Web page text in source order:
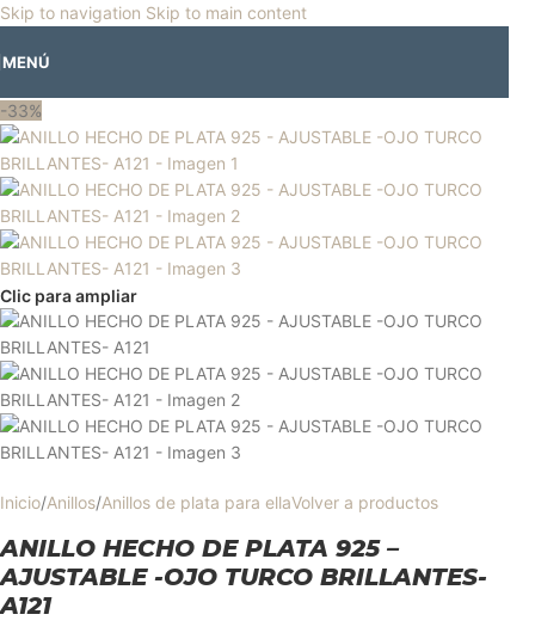
Skip to navigation Skip to main content
🎡Horario especial por vacaciones agostinas
MENÚ
-33%
Clic para ampliar
Inicio/Anillos/Anillos de plata para ellaVolver a productos
ANILLO HECHO DE PLATA 925 –
AJUSTABLE -OJO TURCO BRILLANTES-
A121